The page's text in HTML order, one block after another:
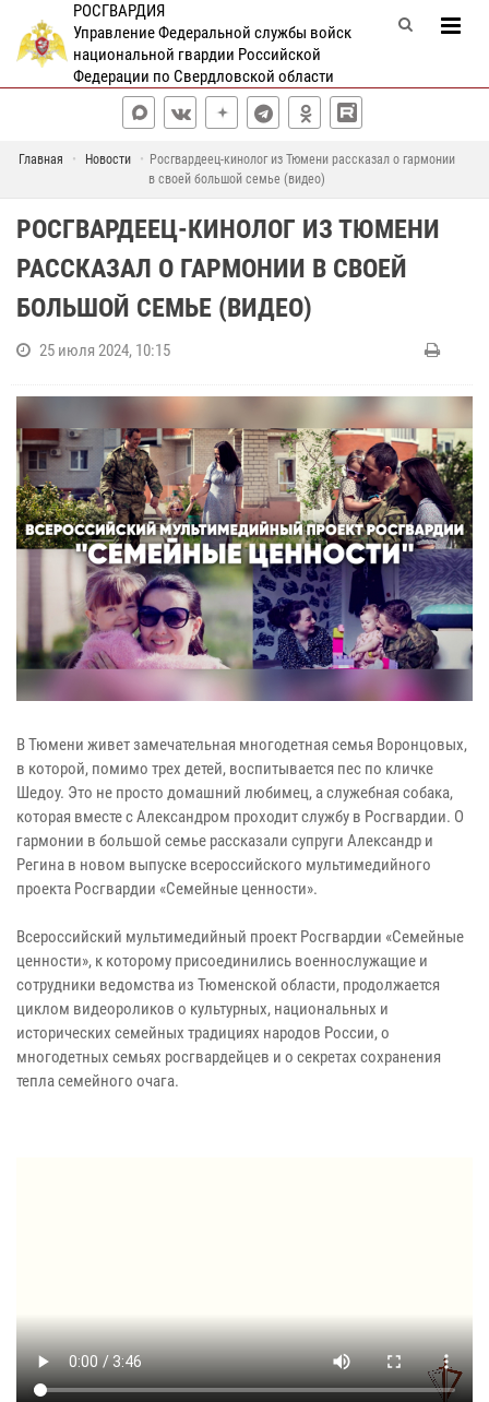
РОСГВАРДИЯ
Управление Федеральной службы войск
национальной гвардии Российской
Федерации по Свердловской области
Главная Новости
Росгвардеец-кинолог из Тюмени рассказал о гармонии
в своей большой семье (видео)
РОСГВАРДЕЕЦ-КИНОЛОГ ИЗ ТЮМЕНИ
РАССКАЗАЛ О ГАРМОНИИ В СВОЕЙ
БОЛЬШОЙ СЕМЬЕ (ВИДЕО)
25 июля 2024, 10:15
В Тюмени живет замечательная многодетная семья Воронцовых,
в которой, помимо трех детей, воспитывается пес по кличке
Шедоу. Это не просто домашний любимец, а служебная собака,
которая вместе с Александром проходит службу в Росгвардии. О
гармонии в большой семье рассказали супруги Александр и
Регина в новом выпуске всероссийского мультимедийного
проекта Росгвардии «Семейные ценности».
Всероссийский мультимедийный проект Росгвардии «Семейные
ценности», к которому присоединились военнослужащие и
сотрудники ведомства из Тюменской области, продолжается
циклом видеороликов о культурных, национальных и
исторических семейных традициях народов России, о
многодетных семьях росгвардейцев и о секретах сохранения
тепла семейного очага.